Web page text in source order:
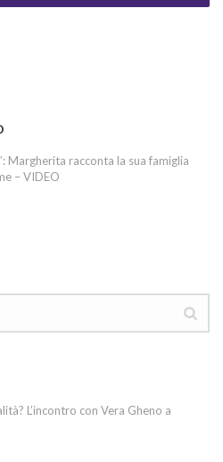
Margherita racconta la sua famiglia
– VIDEO
L’incontro con Vera Gheno a